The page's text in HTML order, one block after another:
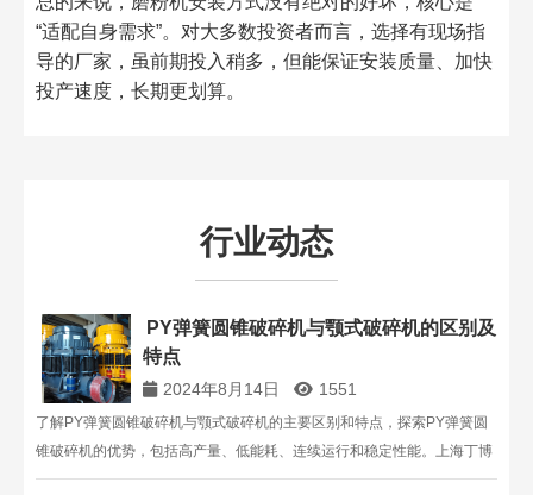
“适配自身需求”。对大多数投资者而言，选择有现场指
导的厂家，虽前期投入稍多，但能保证安装质量、加快
投产速度，长期更划算。
行业动态
PY弹簧圆锥破碎机与颚式破碎机的区别及
特点
2024年8月14日 1551
了解PY弹簧圆锥破碎机与颚式破碎机的主要区别和特点，探索PY弹簧圆
锥破碎机的优势，包括高产量、低能耗、连续运行和稳定性能。上海丁博
重工提供详细的破碎设备介绍。